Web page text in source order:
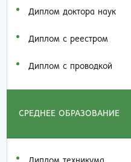
Диплом доктора наук
Диплом с реестром
Диплом с проводкой
СРЕДНЕЕ ОБРАЗОВАНИЕ